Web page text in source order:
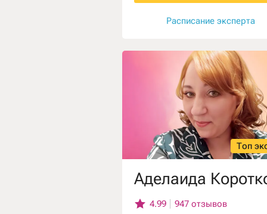
Расписание эксперта
Топ
4.99
947 отзывов